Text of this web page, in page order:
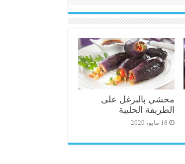
محشي بالبرغل على
الطريقة الحلبية
18 مايو، 2020